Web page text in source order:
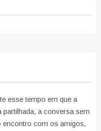
esse tempo em que a
partilhada, a conversa sem
encontro com os amigos,